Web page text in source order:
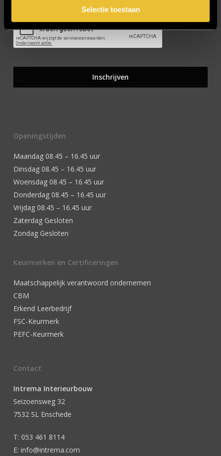
Selectie toestaan
Openingstijden
Maandag 08.45 – 16.45 uur
Dinsdag 08.45 – 16.45 uur
Woensdag 08.45 – 16.45 uur
Donderdag 08.45 – 16.45 uur
Vrijdag 08.45 – 16.45 uur
Zaterdag Gesloten
Zondag Gesloten
Keurmerken en Certificeringen
Maatschappelijk verantwoord ondernemen
CBM
Erkend Leerbedrijf
FSC-Keurmerk
PEFC-Keurmerk
Contact
Intrema Interieurbouw
Seizoensweg 32
7532 SL Enschede
T: 053 461 8114
E: info@intrema.com